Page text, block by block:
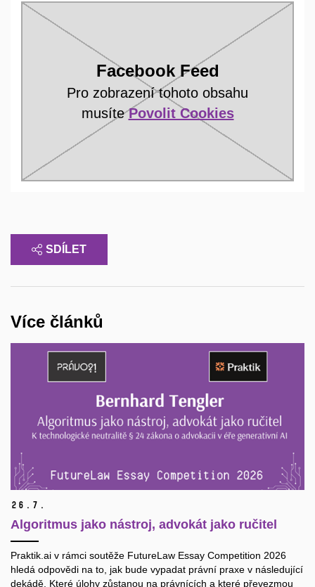
Facebook Feed
Pro zobrazení tohoto obsahu
musítePovolit Cookies
SDÍLET
Více článků
26. 7.
Algoritmus jako nástroj, advokát jako ručitel
Praktik.ai v rámci soutěže FutureLaw Essay Competition 2026
hledá odpovědi na to, jak bude vypadat právní praxe v následující
dekádě. Které úlohy zůstanou na právnících a které převezmou